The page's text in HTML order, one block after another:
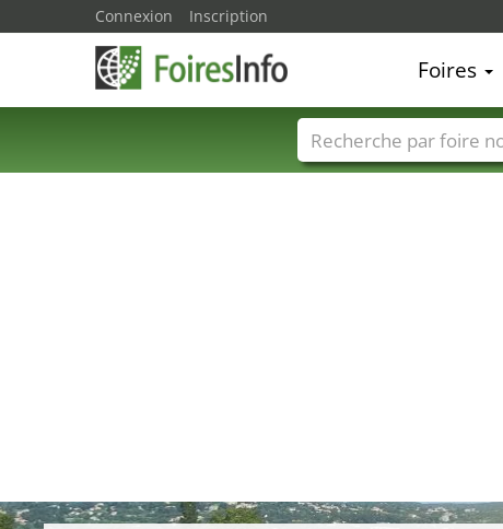
Connexion Inscription
Foires
Foire noms Pays